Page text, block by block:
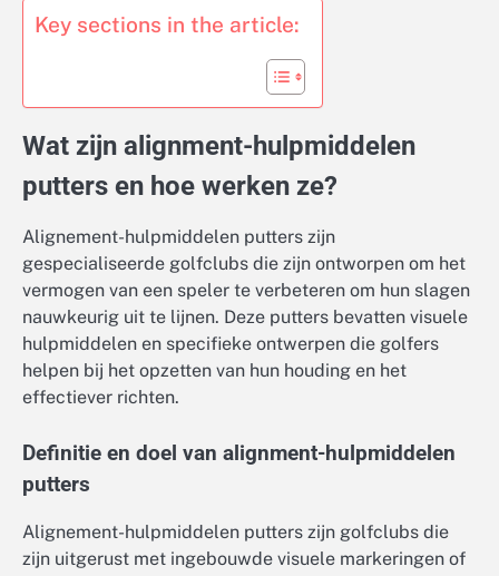
Key sections in the article:
Wat zijn alignment-hulpmiddelen
putters en hoe werken ze?
Alignement-hulpmiddelen putters zijn
gespecialiseerde golfclubs die zijn ontworpen om het
vermogen van een speler te verbeteren om hun slagen
nauwkeurig uit te lijnen. Deze putters bevatten visuele
hulpmiddelen en specifieke ontwerpen die golfers
helpen bij het opzetten van hun houding en het
effectiever richten.
Definitie en doel van alignment-hulpmiddelen
putters
Alignement-hulpmiddelen putters zijn golfclubs die
zijn uitgerust met ingebouwde visuele markeringen of